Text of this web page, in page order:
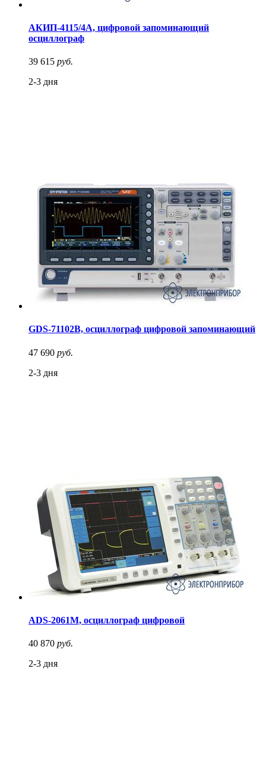
АКИП-4115/4А, цифровой запоминающий
осциллограф
39 615 руб.
2-3 дня
GDS-71102B, осциллограф цифровой запоминающий
47 690 руб.
2-3 дня
ADS-2061M, осциллограф цифровой
40 870 руб.
2-3 дня